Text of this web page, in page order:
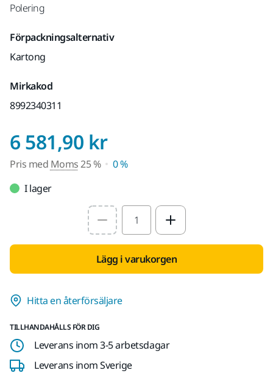
Polering
Förpackningsalternativ
Kartong
Mirkakod
8992340311
6 581,90 krPris med Moms
Pris med Moms25 %
0 %
I lager
Select quantity value
Lägg i varukorgen
Hitta en återförsäljare
TILLHANDAHÅLLS FÖR DIG
Leverans inom 3-5 arbetsdagar
Leverans inom Sverige